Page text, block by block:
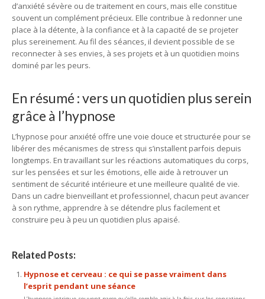
d’anxiété sévère ou de traitement en cours, mais elle constitue
souvent un complément précieux. Elle contribue à redonner une
place à la détente, à la confiance et à la capacité de se projeter
plus sereinement. Au fil des séances, il devient possible de se
reconnecter à ses envies, à ses projets et à un quotidien moins
dominé par les peurs.
En résumé : vers un quotidien plus serein
grâce à l’hypnose
L’hypnose pour anxiété offre une voie douce et structurée pour se
libérer des mécanismes de stress qui s’installent parfois depuis
longtemps. En travaillant sur les réactions automatiques du corps,
sur les pensées et sur les émotions, elle aide à retrouver un
sentiment de sécurité intérieure et une meilleure qualité de vie.
Dans un cadre bienveillant et professionnel, chacun peut avancer
à son rythme, apprendre à se détendre plus facilement et
construire peu à peu un quotidien plus apaisé.
Related Posts:
Hypnose et cerveau : ce qui se passe vraiment dans
l’esprit pendant une séance